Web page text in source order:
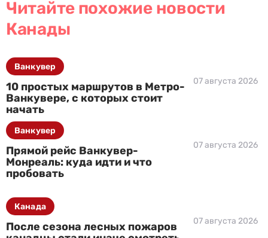
Читайте похожие новости
Канады
10 простых маршрутов в Метро-
Ванкувере, с которых стоит
начать
07 августа 2026
Ванкувер
Прямой рейс Ванкувер-
Монреаль: куда идти и что
пробовать
07 августа 2026
Ванкувер
После сезона лесных пожаров
07 августа 2026
Канада